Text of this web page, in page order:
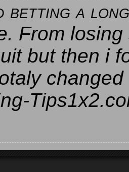
betting a
From
but then i